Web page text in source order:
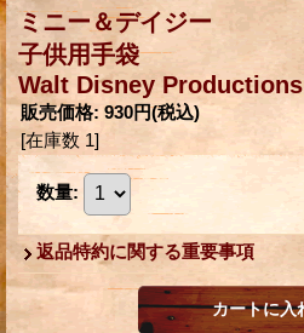
ミニー＆デイジー
子供用手袋
Walt Disney Productions
販売価格: 930円(税込)
[在庫数 1]
数量:
返品特約に関する重要事項